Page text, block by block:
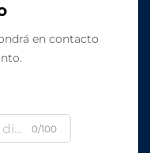
en contacto
0/100